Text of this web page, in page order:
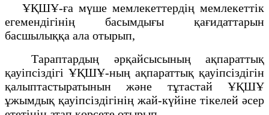
ҰҚШҰ-ға мүше мемлекеттердің мемлекеттік
егемендігінің басымдығы қағидаттарын
басшылыққа ала отырып,
Тараптардың әрқайсысының ақпараттық
қауіпсіздігі ҰҚШҰ-ның ақпараттық қауіпсіздігін
қалыптастыратынын және тұтастай ҰҚШҰ
ұжымдық қауіпсіздігінің жай-күйіне тікелей әсер